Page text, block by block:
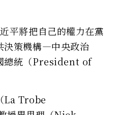
平將把自己的權力在黨
決策機構—中央政治
總統（President of
La Trobe